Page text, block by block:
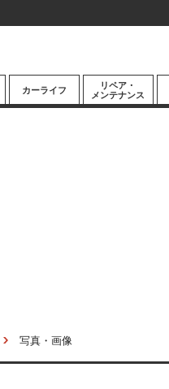
カーライフ
リペア・
メンテナンス
写真・画像